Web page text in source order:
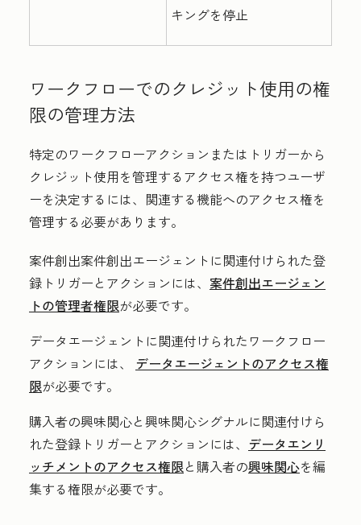
キングを停止
ワークフローでのクレジット使用の権
限の管理方法
特定のワークフローアクションまたはトリガーから
クレジット使用を管理するアクセス権を持つユーザ
ーを決定するには、関連する機能へのアクセス権を
管理する必要があります。
案件創出案件創出エージェントに関連付けられた登
録トリガーとアクションには、 案件創出エージェン
トの管理者権限が必要です。
データエージェントに関連付けられたワークフロー
アクションには、 データエージェントのアクセス権
限が必要です。
購入者の興味関心と興味関心シグナルに関連付けら
れた登録トリガーとアクションには、 データエンリ
ッチメントのアクセス権限と購入者の興味関心を編
集する権限が必要です。